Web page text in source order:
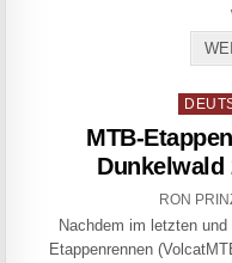
Posted
MTB-
Dunkelwald
AUTHOR:
RON
Nachdem im letzten
Etappenrennen